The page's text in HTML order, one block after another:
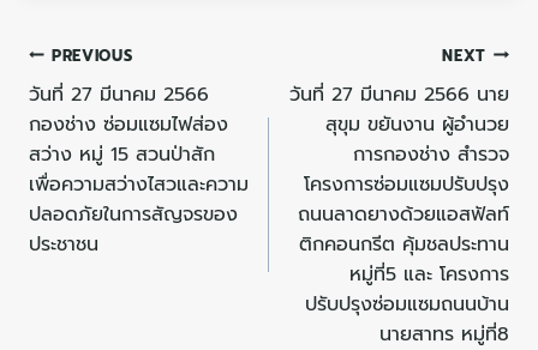
PREVIOUS
วันที่ 27 มีนาคม 2566
กองช่าง ซ่อมแซมไฟส่อง
สว่าง หมู่ 15 สวนป่าสัก
เพื่อความสว่างไสวและความ
ปลอดภัยในการสัญจรของ
ประชาชน
NEXT
วันที่ 27 มีนาคม 2566 นาย
สุขุม ขยันงาน ผู้อำนวย
การกองช่าง สำรวจ
โครงการซ่อมแซมปรับปรุง
ถนนลาดยางด้วยแอสฟัลท์
ติกคอนกรีต คุ้มชลประทาน
หมู่ที่5 และ โครงการ
ปรับปรุงซ่อมแซมถนนบ้าน
นายสาทร หมู่ที่8